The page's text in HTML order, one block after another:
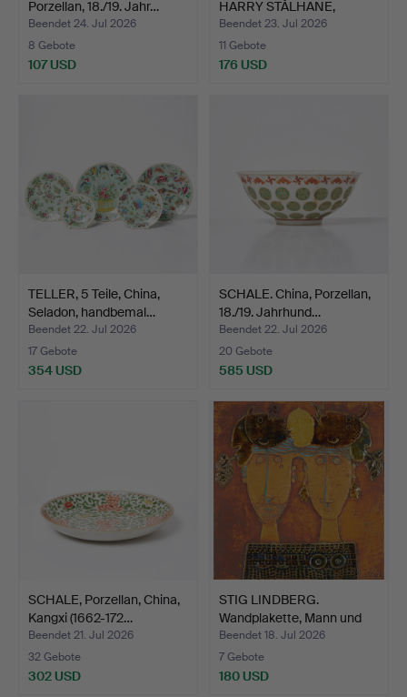
Porzellan, 18./19. Jahr…
Beendet 24. Jul 2026
8 Gebote
107 USD
HARRY STÅLHANE,
Miniat…
Beendet 23. Jul 2026
11 Gebote
176 USD
TELLER, 5 Teile, China,
Seladon, handbemal…
Beendet 22. Jul 2026
17 Gebote
354 USD
SCHALE. China, Porzellan,
18./19. Jahrhund…
Beendet 22. Jul 2026
20 Gebote
585 USD
SCHALE, Porzellan, China,
Kangxi (1662-172…
Beendet 21. Jul 2026
32 Gebote
302 USD
STIG LINDBERG.
Wandplakette, Mann und
Frau…
Beendet 18. Jul 2026
7 Gebote
180 USD